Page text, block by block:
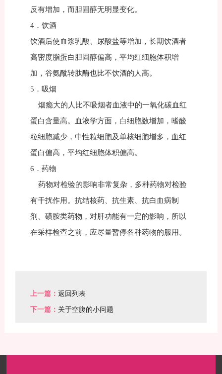
反有增加，而胆固醇无明显变化。
4．饮酒
饮酒后使血浆乳酸、尿酸盐等增加，长期饮酒者
高密度脂蛋白胆固醇偏高，平均红细胞体积增
加，谷氨酰转肽酶也比不饮酒的人高。
5．吸烟
烟瘾大的人比不吸烟者血液中的一氧化碳血红
蛋白含量高。血液学方面，白细胞数增加，嗜酸
粒细胞减少，中性粒细胞及单核细胞增多，血红
蛋白偏高，平均红细胞体积偏高。
6．药物
药物对检验的影响非常复杂，多种药物对检验
有干扰作用。抗结核药、抗生素、抗白血病制
剂、磺胺类药物，对肝功能有一定的影响，所以
在采样检查之前，应尽量暂停各种药物的服用。
上一篇： 返回列表
下一篇： 关于空腹的小问题